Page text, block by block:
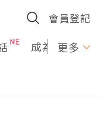
會員登記
成為U更多